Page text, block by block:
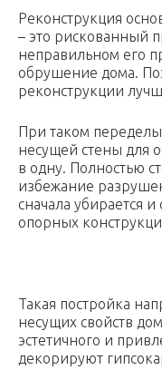
Реконструкция
– это рискованный
неправильном его
обрушение дома.
реконструкции
При таком
несущей стены для
в одну. Полностью
избежание
сначала убирается и
опорных
Такая постройка
несущих свойств
эстетичного и
декорируют